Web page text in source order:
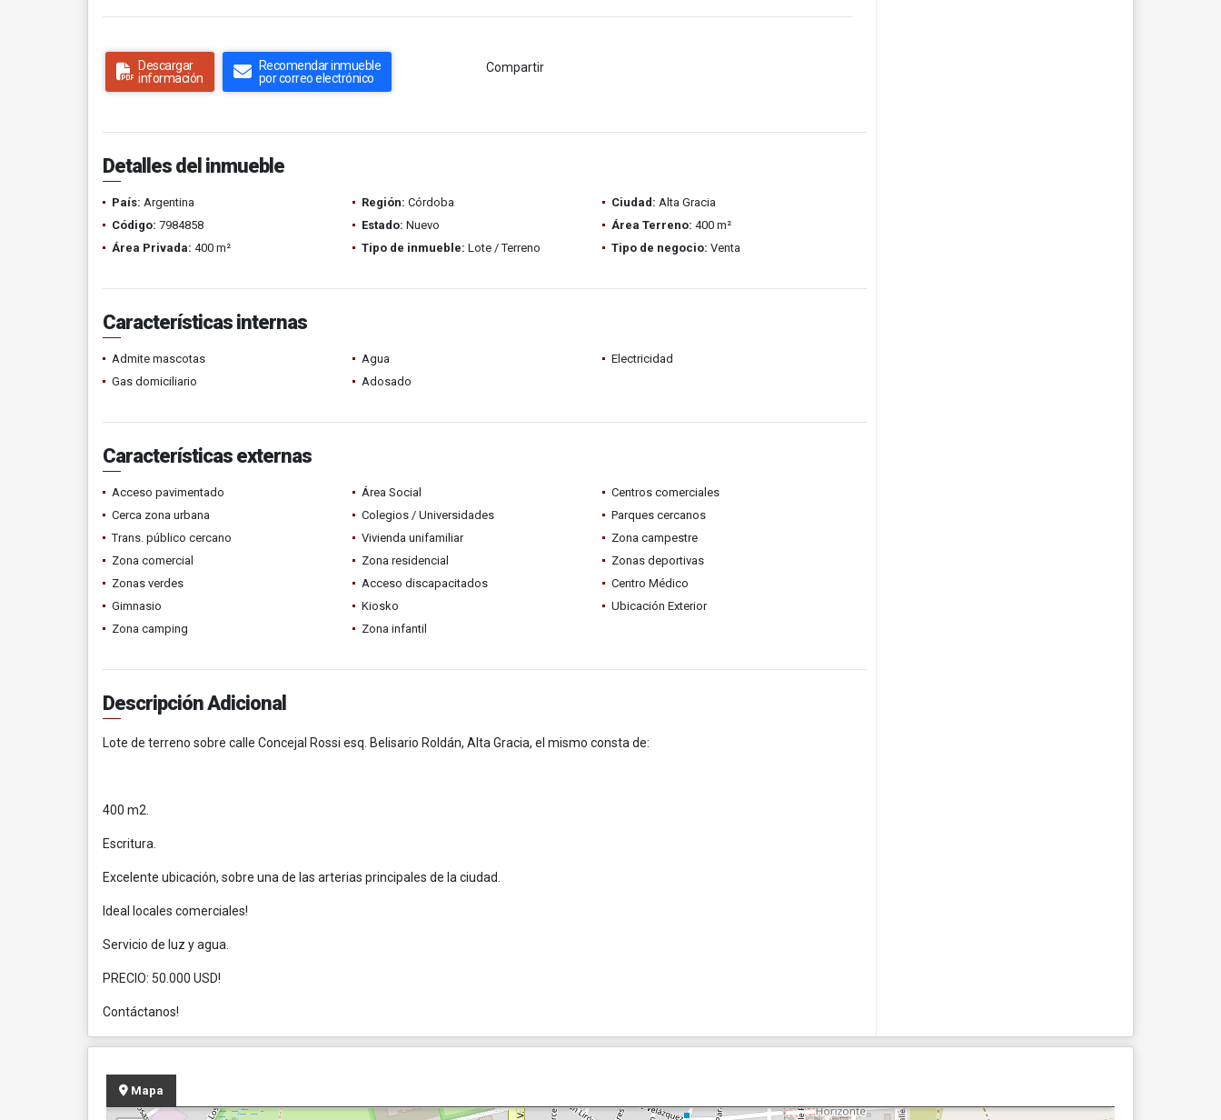
Descargar
información
Recomendar inmueble
por correo electrónico
Compartir
Detalles del inmueble
País: Argentina Región: Córdoba Ciudad: Alta Gracia
Código: 7984858 Estado: Nuevo Área Terreno: 400 m²
Área Privada: 400 m² Tipo de inmueble: Lote / Terreno Tipo de negocio: Venta
Características internas
Admite mascotas Agua
Electricidad
Gas domiciliario
Adosado
Características externas
Acceso pavimentado Área Social
Centros comerciales
Cerca zona urbana
Colegios / Universidades
Parques cercanos
Trans. público cercano
Vivienda unifamiliar
Zona campestre
Zona comercial
Zona residencial
Zonas deportivas
Zonas verdes
Acceso discapacitados
Centro Médico
Gimnasio
Kiosko
Ubicación Exterior
Zona camping
Zona infantil
Descripción Adicional
Lote de terreno sobre calle Concejal Rossi esq. Belisario Roldán, Alta Gracia, el mismo consta de:
400 m2.
Escritura.
Excelente ubicación, sobre una de las arterias principales de la ciudad.
Ideal locales comerciales!
Servicio de luz y agua.
PRECIO: 50.000 USD!
Contáctanos!
Mapa